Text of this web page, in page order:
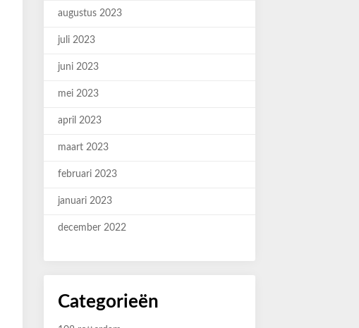
augustus 2023
juli 2023
juni 2023
mei 2023
april 2023
maart 2023
februari 2023
januari 2023
december 2022
Categorieën